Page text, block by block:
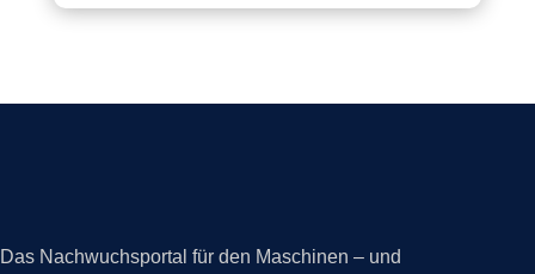
Das Nachwuchsportal für den Maschinen – und